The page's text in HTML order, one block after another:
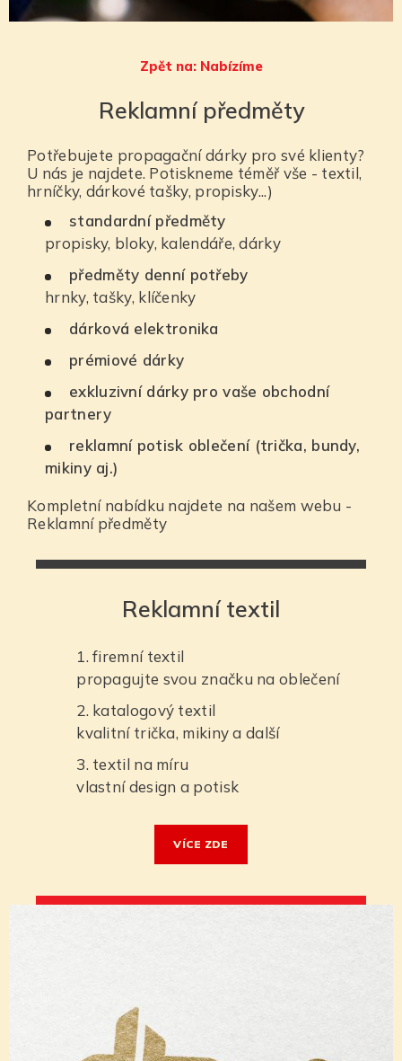
Zpět na: Nabízíme
Reklamní předměty
Potřebujete propagační dárky pro své klienty?
U nás je najdete. Potiskneme téměř vše - textil,
hrníčky, dárkové tašky, propisky...)
standardní předměty
propisky, bloky, kalendáře, dárky
předměty denní potřeby
hrnky, tašky, klíčenky
dárková elektronika
prémiové dárky
exkluzivní dárky pro vaše obchodní
partnery
reklamní potisk oblečení (trička, bundy,
mikiny aj.)
Kompletní nabídku najdete na našem webu -
Reklamní předměty
Reklamní textil
firemní textil
propagujte svou značku na oblečení
katalogový textil
kvalitní trička, mikiny a další
textil na míru
vlastní design a potisk
VÍ­CE ZDE